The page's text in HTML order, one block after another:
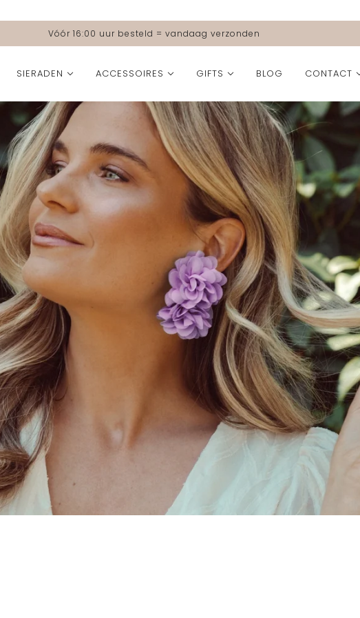
Vóór 16:00 uur besteld = vandaag verzonden
KLEUR
Beige
Blauw
Bruin
Burgundy
Fuchsia
Geel
Grijs
Groen
Goud
Oranje
Paars
Rood
Roze
Turquoise
Wit
Zilver
Zwart
FORMAAT
Medium
Grande
COLLECTIES
2nd drop SS '26 Collection
🐚 Ocean Muse Collection
SS '26 Collection
Party Collection
The Love Edit
Bolina Island x Paulie Pocket
Fall Icons Collection
All Time Favourites
Essential Elegance Collection
Bloom Collection
Bridal Collection
Clip On Collection
SIERADEN
COLLECTIES
Moeders voor Metakids | Butterflies of Hope Collection
ACCESSOIRES GIFTS BLOG CONTACT